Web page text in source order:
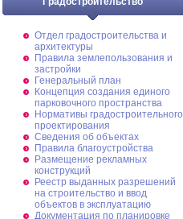
Отдел градостроительства и
архитектуры
Правила землепользования и
застройки
Генеральный план
Концепция создания единого
парковочного пространства
Нормативы градостроительного
проектирования
Сведения об объектах
Правила благоустройства
Размещение рекламных
конструкций
Реестр выданных разрешений
на строительство и ввод
объектов в эксплуатацию
Документация по планировке